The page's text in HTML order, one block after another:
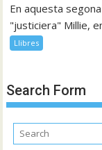
En aquesta
"justiciera" Millie,
Llibres
Search Form